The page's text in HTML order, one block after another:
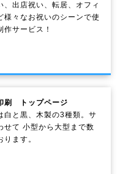
、出店祝い、転居、オフィ
様々なお祝いのシーンで使
作サービス！
刷 トップページ
白と黒、木製の3種類。サ
せて 小型から大型まで数
ます。